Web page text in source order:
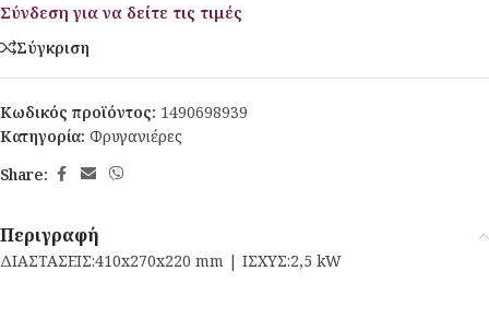
Σύνδεση για να δείτε τις τιμές
Σύγκριση
Κωδικός προϊόντος: 1490698939
Κατηγορία: Φρυγανιέρες
Share:
Περιγραφή
ΔΙΑΣΤΑΣΕΙΣ:410x270x220 mm | ΙΣΧΥΣ:2,5 kW